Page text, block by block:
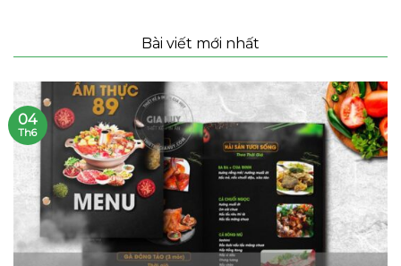
Bài viết mới nhất
04
Th6